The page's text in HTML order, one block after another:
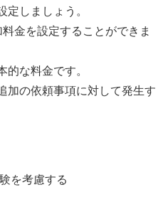
定しましょう。
金を設定することができま
的な料金です。
加の依頼事項に対して発生す
を考慮する